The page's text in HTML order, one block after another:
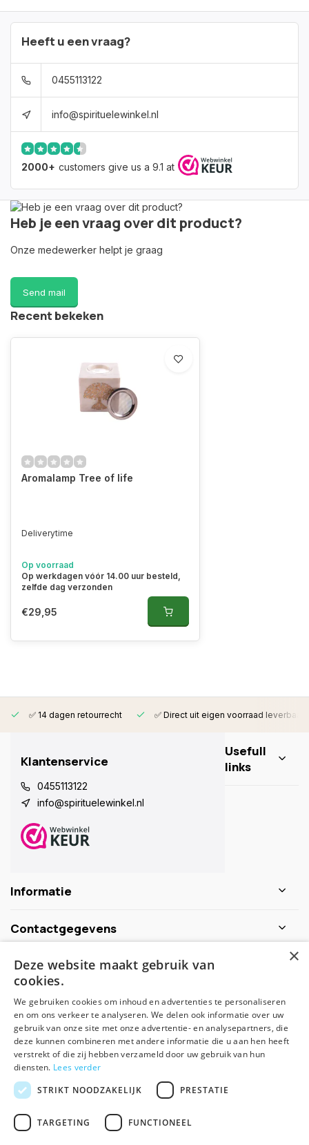
Heeft u een vraag?
0455113122
info@spirituelewinkel.nl
2000+ customers give us a 9.1 at
Heb je een vraag over dit product?
Onze medewerker helpt je graag
Send mail
Recent bekeken
Aromalamp Tree of life
Deliverytime
Op voorraad
Op werkdagen vóór 14.00 uur besteld,
zelfde dag verzonden
€29,95
✅ 14 dagen retourrecht ✅ Direct uit eigen voorraad leverbaar
Klantenservice
0455113122
info@spirituelewinkel.nl
Usefull
links
Informatie
Contactgegevens
Schijf je nu in voor de nieuwsbrief
Abonneer
×
Deze website maakt gebruik van
cookies.
We gebruiken cookies om inhoud en advertenties te personaliseren
en om ons verkeer te analyseren. We delen ook informatie over uw
gebruik van onze site met onze advertentie- en analysepartners, die
deze kunnen combineren met andere informatie die u aan hen heeft
verstrekt of die zij hebben verzameld door uw gebruik van hun
diensten. Lees verder
STRIKT NOODZAKELIJK
PRESTATIE
TARGETING FUNCTIONEEL